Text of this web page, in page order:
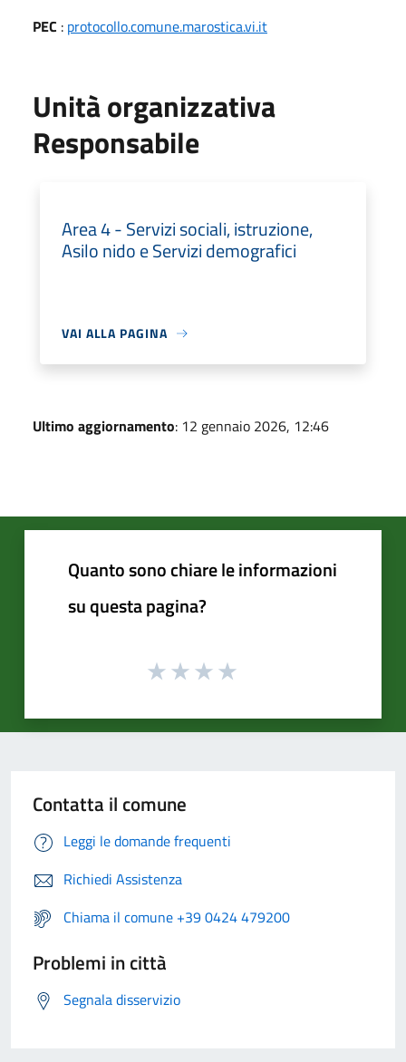
PEC : protocollo.comune.marostica.vi.it
Unità organizzativa
Responsabile
Area 4 - Servizi sociali, istruzione,
Asilo nido e Servizi demografici
VAI ALLA PAGINA
Ultimo aggiornamento: 12 gennaio 2026, 12:46
Quanto sono chiare le informazioni
su questa pagina?
Contatta il comune
Leggi le domande frequenti
Richiedi Assistenza
Chiama il comune +39 0424 479200
Problemi in città
Segnala disservizio